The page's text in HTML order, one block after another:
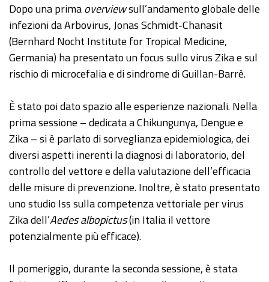
Dopo una primaoverviewsull’andamento globale delle
infezioni da Arbovirus, Jonas Schmidt-Chanasit
(Bernhard Nocht Institute for Tropical Medicine,
Germania) ha presentato un focus sullo virus Zika e sul
rischio di microcefalia e di sindrome di Guillan-Barrè.
È stato poi dato spazio alle esperienze nazionali. Nella
prima sessione – dedicata a Chikungunya, Dengue e
Zika – si è parlato di sorveglianza epidemiologica, dei
diversi aspetti inerenti la diagnosi di laboratorio, del
controllo del vettore e della valutazione dell’efficacia
delle misure di prevenzione. Inoltre, è stato presentato
uno studio Iss sulla competenza vettoriale per virus
Zika dell’Aedes albopictus(in Italia il vettore
potenzialmente più efficace).
Il pomeriggio, durante la seconda sessione, è stata